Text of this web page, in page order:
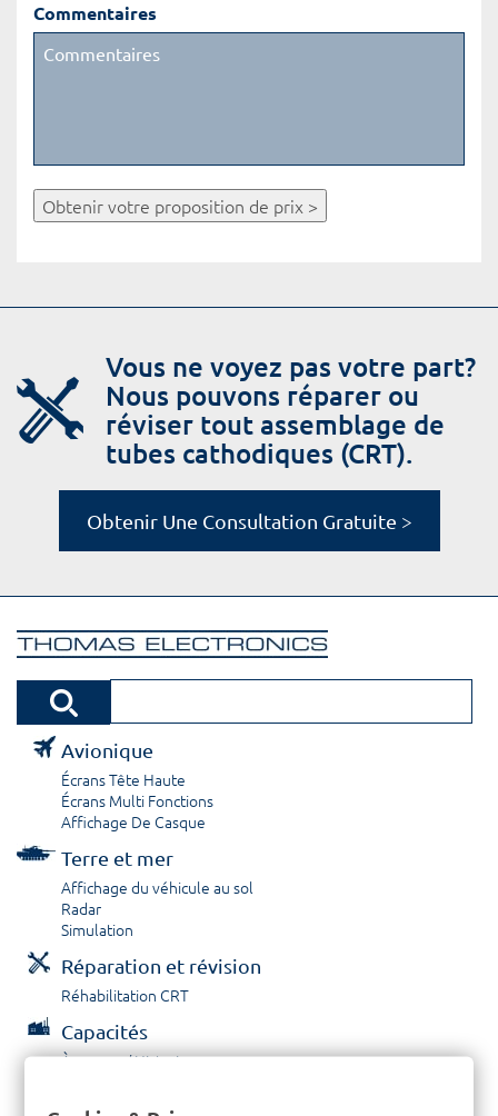
Commentaires
Obtenir votre proposition de prix >
Vous ne voyez pas votre part?
Nous pouvons réparer ou
réviser tout assemblage de
tubes cathodiques (CRT).
Obtenir Une Consultation Gratuite >
Avionique
Écrans Tête Haute
Écrans Multi Fonctions
Affichage De Casque
Terre et mer
Affichage du véhicule au sol
Radar
Simulation
Réparation et révision
Réhabilitation CRT
Capacités
À propos / Historique